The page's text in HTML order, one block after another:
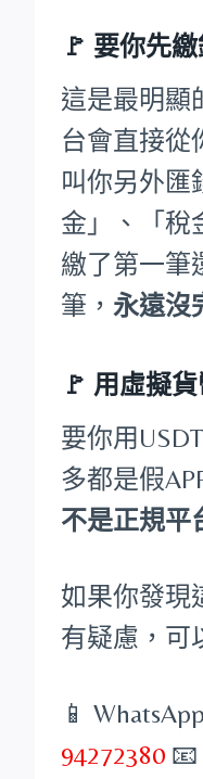
🚩 要你先
這是最明顯
台會直接從
叫你另外匯
金」、「稅
繳了第一筆
筆， 永遠沒
🚩 用虛擬
要你用
多都是假
不是正規平
如果你發現
有疑慮，可
📱
94272380 📧